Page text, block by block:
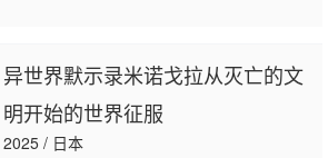
异世界默示录米诺戈拉从灭亡的文
明开始的世界征服
2025 / 日本